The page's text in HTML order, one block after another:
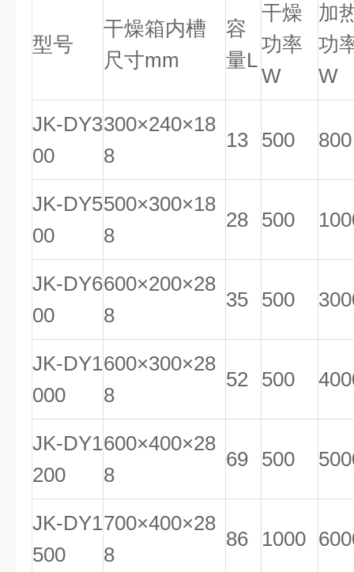
型号
干燥箱内槽
尺寸mm
容
量L
干燥
功率
W
加
功
W
JK-DY3
00
300×240×18
8
13 500 800
JK-DY5
00
500×300×18
8
28 500
JK-DY6
00
600×200×28
8
35 500
JK-DY1
000
600×300×28
8
52 500
JK-DY1
200
600×400×28
8
69 500
JK-DY1
500
700×400×28
8
86 1000